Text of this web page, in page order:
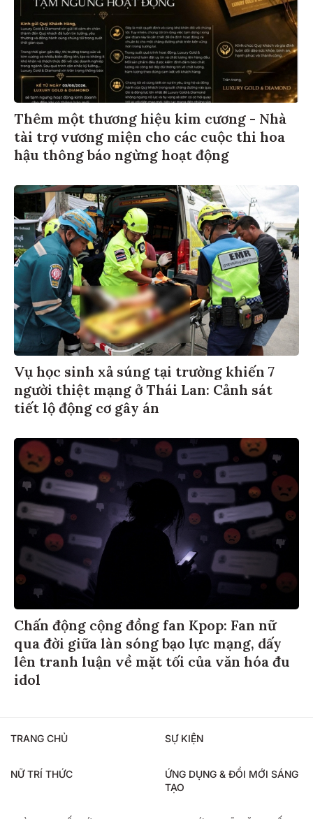
Thêm một thương hiệu kim cương - Nhà
tài trợ vương miện cho các cuộc thi hoa
hậu thông báo ngừng hoạt động
Vụ học sinh xả súng tại trường khiến 7
người thiệt mạng ở Thái Lan: Cảnh sát
tiết lộ động cơ gây án
Chấn động cộng đồng fan Kpop: Fan nữ
qua đời giữa làn sóng bạo lực mạng, dấy
lên tranh luận về mặt tối của văn hóa đu
idol
TRANG CHỦ SỰ KIỆN
NỮ TRÍ THỨC
ỨNG DỤNG & ĐỔI MỚI SÁNG
TẠO